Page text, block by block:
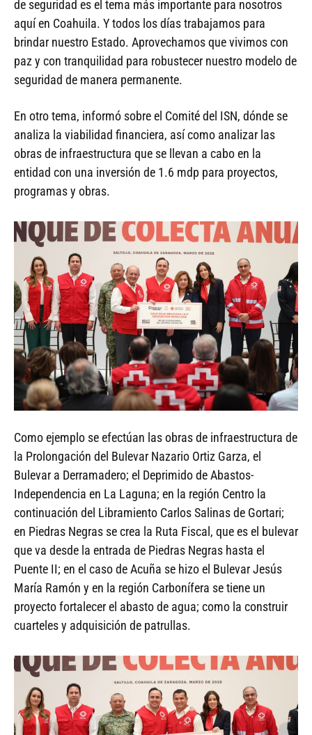
de seguridad es el tema más importante para nosotros
aquí en Coahuila. Y todos los días trabajamos para
brindar nuestro Estado. Aprovechamos que vivimos con
paz y con tranquilidad para robustecer nuestro modelo de
seguridad de manera permanente.
En otro tema, informó sobre el Comité del ISN, dónde se
analiza la viabilidad financiera, así como analizar las
obras de infraestructura que se llevan a cabo en la
entidad con una inversión de 1.6 mdp para proyectos,
programas y obras.
Como ejemplo se efectúan las obras de infraestructura de
la Prolongación del Bulevar Nazario Ortiz Garza, el
Bulevar a Derramadero; el Deprimido de Abastos-
Independencia en La Laguna; en la región Centro la
continuación del Libramiento Carlos Salinas de Gortari;
en Piedras Negras se crea la Ruta Fiscal, que es el bulevar
que va desde la entrada de Piedras Negras hasta el
Puente II; en el caso de Acuña se hizo el Bulevar Jesús
María Ramón y en la región Carbonífera se tiene un
proyecto fortalecer el abasto de agua; como la construir
cuarteles y adquisición de patrullas.